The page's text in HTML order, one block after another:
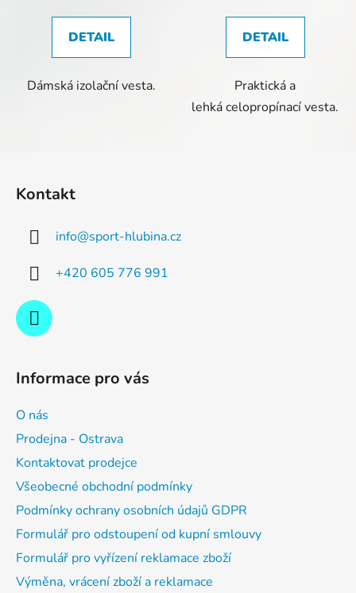
DETAIL
Dámská izolační vesta.
DETAIL
Praktická a
lehká celopropínací vesta.
Kontakt
info@sport-hlubina.cz
+420 605 776 991
Informace pro vás
O nás
Prodejna - Ostrava
Kontaktovat prodejce
Všeobecné obchodní podmínky
Podmínky ochrany osobních údajů GDPR
Formulář pro odstoupení od kupní smlouvy
Formulář pro vyřízení reklamace zboží
Výměna, vrácení zboží a reklamace